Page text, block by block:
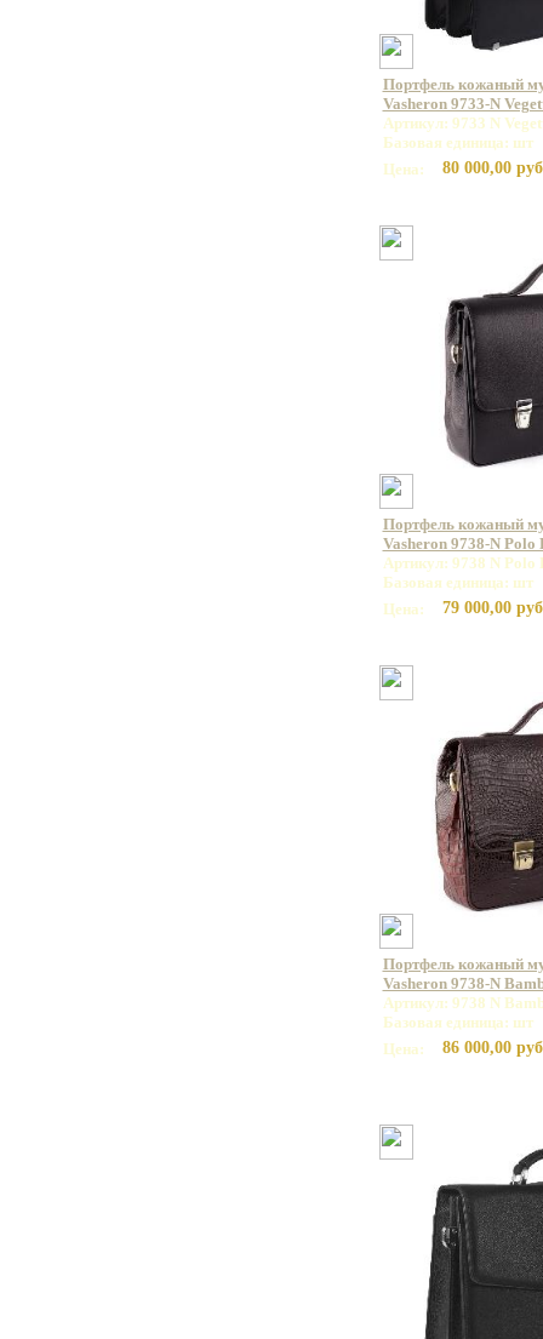
Портфель кожаный
Vasheron 9733-N
Артикул: 9733 N
Базовая единица: шт
Цена:
80 000,00
Портфель кожаный
Vasheron 9738-N
Артикул: 9738 N Polo
Базовая единица: шт
Цена:
79 000,00
Портфель кожаный
Vasheron 9738-N
Артикул: 9738 N
Базовая единица: шт
Цена:
86 000,00